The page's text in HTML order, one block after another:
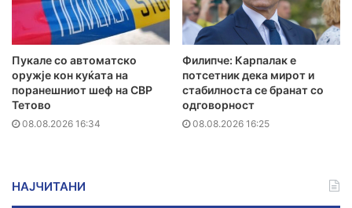
Пукале со автоматско
оружје кон куќата на
поранешниот шеф на СВР
Тетово
08.08.2026 16:34
Филипче: Карпалак е
потсетник дека мирот и
стабилноста се бранат со
одговорност
08.08.2026 16:25
НАЈЧИТАНИ